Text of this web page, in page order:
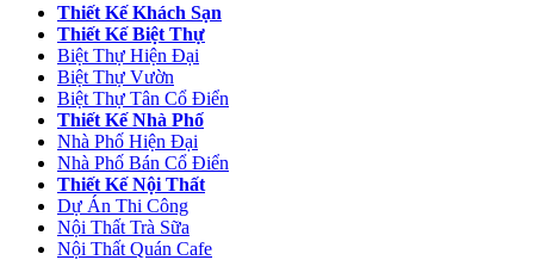
Thiết Kế Khách Sạn
Thiết Kế Biệt Thự
Biệt Thự Hiện Đại
Biệt Thự Vườn
Biệt Thự Tân Cổ Điển
Thiết Kế Nhà Phố
Nhà Phố Hiện Đại
Nhà Phố Bán Cổ Điển
Thiết Kế Nội Thất
Dự Án Thi Công
Nội Thất Trà Sữa
Nội Thất Quán Cafe